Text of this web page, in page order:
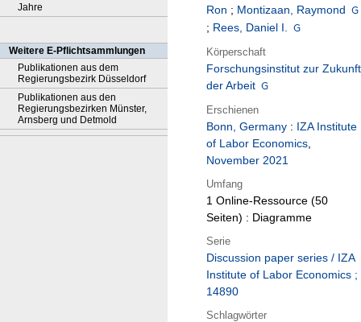
Jahre
Weitere E-Pflichtsammlungen
Publikationen aus dem
Regierungsbezirk Düsseldorf
Publikationen aus den
Regierungsbezirken Münster,
Arnsberg und Detmold
Ron ; Montizaan, Raymond
; Rees, Daniel I.
Körperschaft
Forschungsinstitut zur Zukunft
der Arbeit
Erschienen
Bonn, Germany : IZA Institute
of Labor Economics,
November 2021
Umfang
1 Online-Ressource (50
Seiten) : Diagramme
Serie
Discussion paper series / IZA
Institute of Labor Economics ;
14890
Schlagwörter